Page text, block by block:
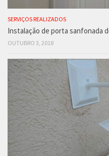
SERVIÇOS REALIZADOS
Instalação de porta sanfonada
OUTUBRO 3, 2018